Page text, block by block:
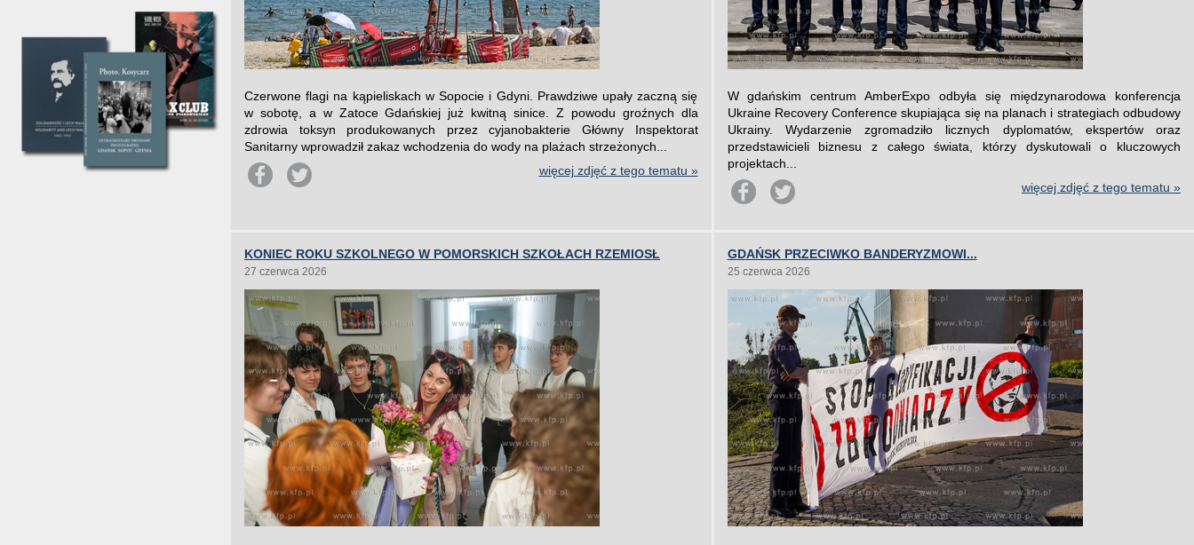
Czerwone flagi na kąpieliskach w Sopocie i Gdyni. Prawdziwe upały zaczną się
w sobotę, a w Zatoce Gdańskiej już kwitną sinice. Z powodu groźnych dla
zdrowia toksyn produkowanych przez cyjanobakterie Główny Inspektorat
Sanitarny wprowadził zakaz wchodzenia do wody na plażach strzeżonych...
więcej zdjęć z tego tematu »
W gdańskim centrum AmberExpo odbyła się międzynarodowa konferencja
Ukraine Recovery Conference skupiająca się na planach i strategiach odbudowy
Ukrainy. Wydarzenie zgromadziło licznych dyplomatów, ekspertów oraz
przedstawicieli biznesu z całego świata, którzy dyskutowali o kluczowych
projektach...
więcej zdjęć z tego tematu »
KONIEC ROKU SZKOLNEGO W POMORSKICH SZKOŁACH RZEMIOSŁ
27 czerwca 2026
GDAŃSK PRZECIWKO BANDERYZMOWI...
25 czerwca 2026